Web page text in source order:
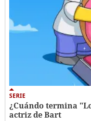
SERIE
¿Cuándo termina
actriz de Bart